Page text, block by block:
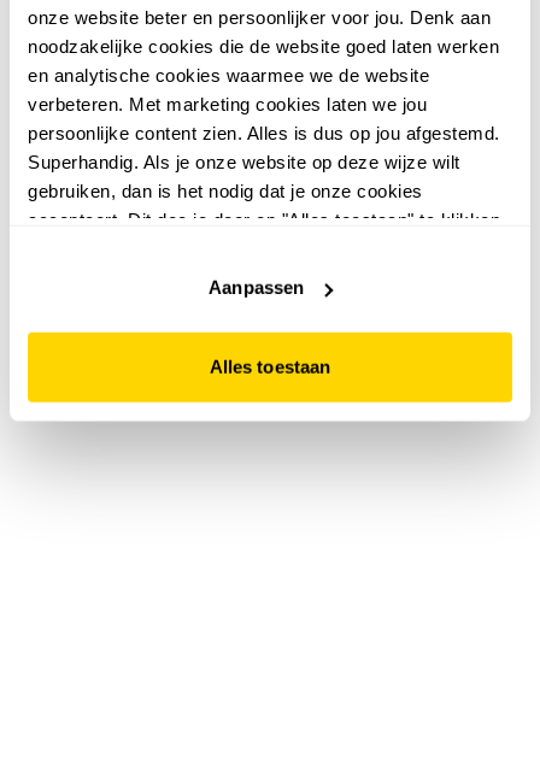
onze website beter en persoonlijker voor jou. Denk aan
noodzakelijke cookies die de website goed laten werken
en analytische cookies waarmee we de website
verbeteren. Met marketing cookies laten we jou
persoonlijke content zien. Alles is dus op jou afgestemd.
Superhandig. Als je onze website op deze wijze wilt
gebruiken, dan is het nodig dat je onze cookies
accepteert. Dit doe je door op "Alles toestaan" te klikken.
website niet optimaal functioneert.
Aanpassen
Alles toestaan